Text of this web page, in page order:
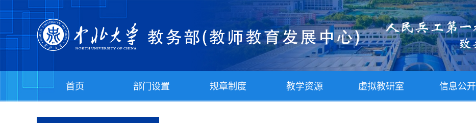
首页 部门设置 规章制度 教学资源 虚拟教研室 信息公开